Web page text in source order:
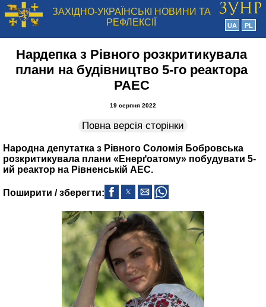
ЗАХІДНО-УКРАЇНСЬКІ НОВИНИ ТА
РЕФЛЕКСІЇ
UA PL
Нардепка з Рівного розкритикувала
плани на будівництво 5-го реактора
РАЕС
19 серпня 2022
Повна версія сторінки
Народна депутатка з Рівного Соломія Бобровська
розкритикувала плани «Енерґоатому» побудувати 5-
ий реактор на Рівненській АЕС.
Поширити / зберегти: